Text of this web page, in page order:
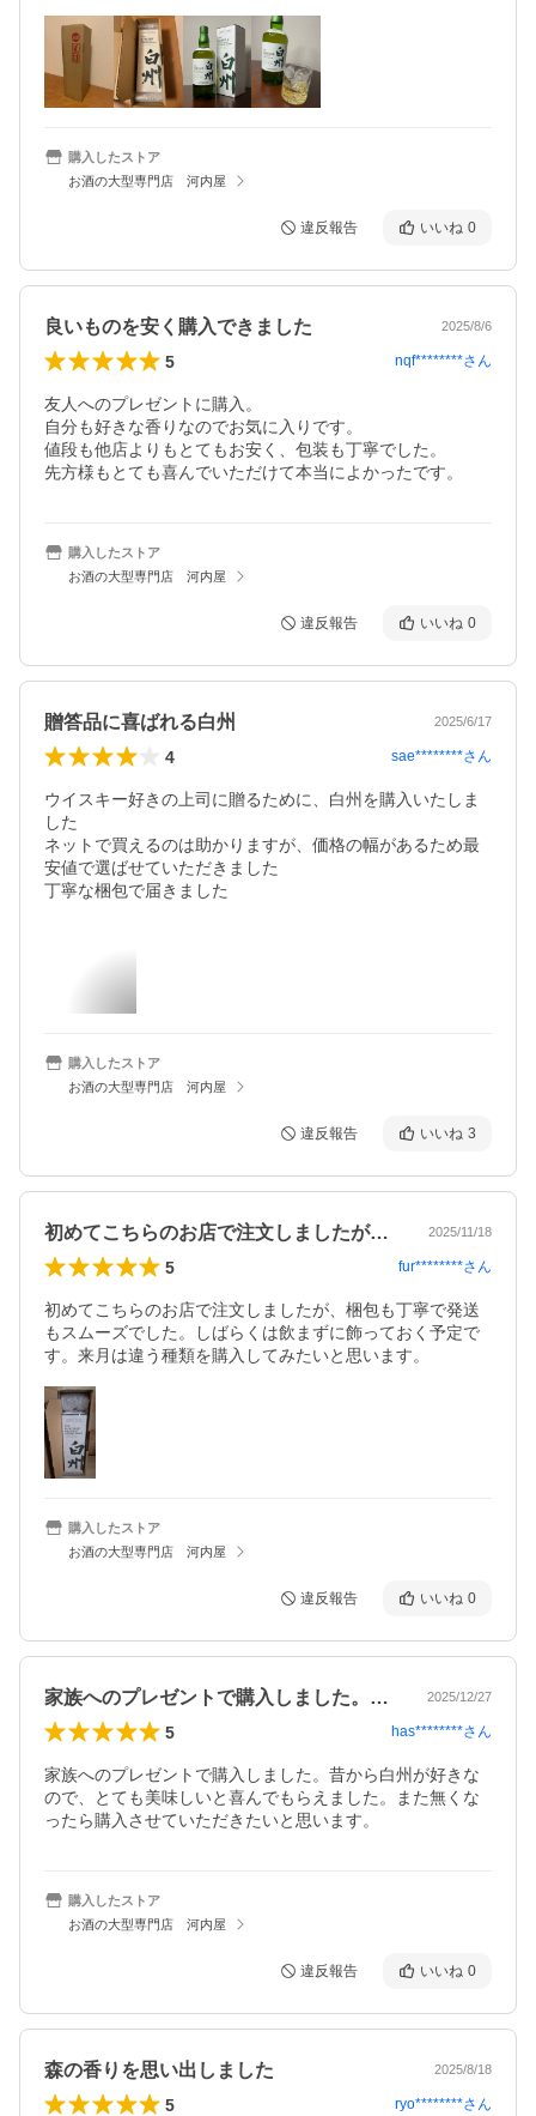
購入したストア
お酒の大型専門店 河内屋
違反報告 いいね 0
良いものを安く購入できました 2025/8/6
5 nqf********さん
友人へのプレゼントに購入。
自分も好きな香りなのでお気に入りです。
値段も他店よりもとてもお安く、包装も丁寧でした。
先方様もとても喜んでいただけて本当によかったです。
購入したストア
お酒の大型専門店 河内屋
違反報告 いいね 0
贈答品に喜ばれる白州 2025/6/17
4 sae********さん
ウイスキー好きの上司に贈るために、白州を購入いたしま
した
ネットで買えるのは助かりますが、価格の幅があるため最
安値で選ばせていただきました
丁寧な梱包で届きました
購入したストア
お酒の大型専門店 河内屋
違反報告 いいね 3
初めてこちらのお店で注文しましたが、梱… 2025/11/18
5 fur********さん
初めてこちらのお店で注文しましたが、梱包も丁寧で発送
もスムーズでした。しばらくは飲まずに飾っておく予定で
す。来月は違う種類を購入してみたいと思います。
購入したストア
お酒の大型専門店 河内屋
違反報告 いいね 0
家族へのプレゼントで購入しました。昔か… 2025/12/27
5 has********さん
家族へのプレゼントで購入しました。昔から白州が好きな
ので、とても美味しいと喜んでもらえました。また無くな
ったら購入させていただきたいと思います。
購入したストア
お酒の大型専門店 河内屋
違反報告 いいね 0
森の香りを思い出しました 2025/8/18
5 ryo********さん